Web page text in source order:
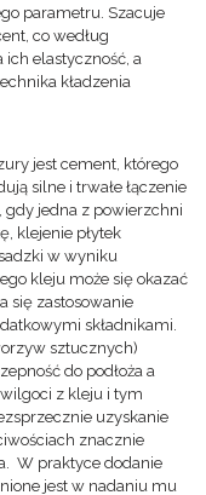
parametru. Szacuje
co według
elastyczność, a
kładzenia
jest cement, którego
silne i trwałe łączenie
jedna z powierzchni
klejenie płytek
w wyniku
kleju może się okazać
się zastosowanie
składnikami.
sztucznych)
do podłoża a
z kleju i tym
uzyskanie
znacznie
W praktyce dodanie
jest w nadaniu mu